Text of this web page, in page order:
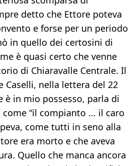
detto che Ettore poteva
e forse per un periodo
in quello dei certosini di
è quasi certo che venne
di Chiaravalle Centrale. Il
Caselli, nella lettera del 22
è in mio possesso, parla di
“il compianto ... il caro
come tutti in seno alla
era morto e che aveva
Quello che manca ancora